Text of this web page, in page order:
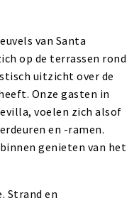
van Santa
op de terrassen rond
uitzicht over de
Onze gasten in
voelen zich alsof
en -ramen.
genieten van het
Strand en